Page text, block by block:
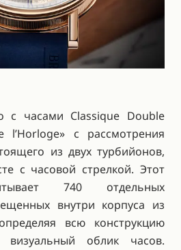
с часами Classique Double
с рассмотрения
из двух турбийонов,
с часовой стрелкой. Этот
740 отдельных
внутри корпуса из
всю конструкцию
облик часов.